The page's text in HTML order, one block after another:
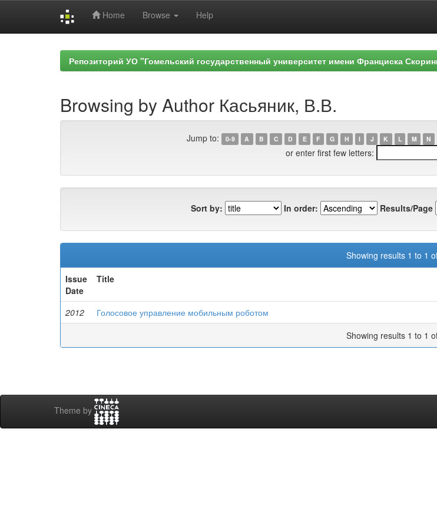
Home Browse Help
Репозиторий УО "Гомельский государственный университет имени Франциска
Browsing by Author Касьяник, В.В.
Jump to: 0-9 A B C D E F G H I J K L M N
or enter first few letters:
Sort by: In order: Results/Page
Showing results 1 to 1
Issue
Date
Title
2012 Голосовое управление мобильным роботом
Showing results 1 to 1
Theme by